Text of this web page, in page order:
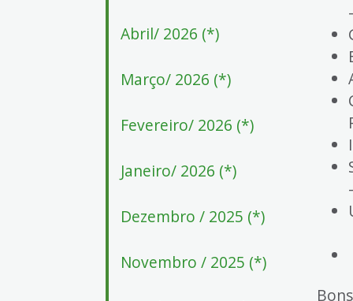
Abril/ 2026 (*)
Março/ 2026 (*)
Fevereiro/ 2026 (*)
Janeiro/ 2026 (*)
Dezembro / 2025 (*)
Novembro / 2025 (*)